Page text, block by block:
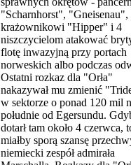
"Scharnhorst", "Gneisenau",
krażownikowi "Hipper" i 4
niszczycielom atakować
flotę inwazyjną przy portach
norweskich albo podczas
Ostatni rozkaz dla "Orła"
nakazywał mu zmienić
w sektorze o ponad 120 mil
południe od Egersundu.
dotarł tam około 4 czerwca,
miałby sporą szansę
niemiecki zespół admirała